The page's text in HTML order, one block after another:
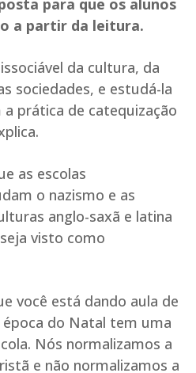
para que os alunos
a partir da leitura.
da cultura, da
sociedades, e estudá-la
prática de catequização
as escolas
o nazismo e as
anglo-saxã e latina
visto como
você está dando aula de
época do Natal tem uma
Nós normalizamos a
e não normalizamos a